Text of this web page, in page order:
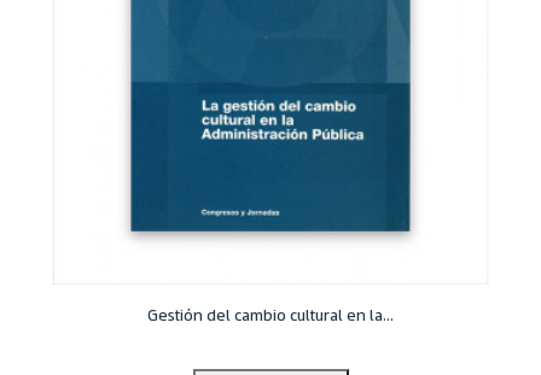
Gestión del cambio cultural en la...